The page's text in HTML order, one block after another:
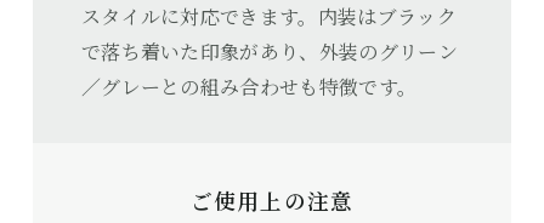
スタイルに対応できます。内装はブラック
で落ち着いた印象があり、外装のグリーン
／グレーとの組み合わせも特徴です。
ご使用上の注意